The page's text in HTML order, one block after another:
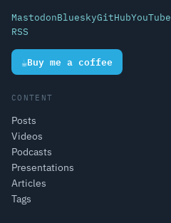
MastodonBlueskyGitHubYouTube
RSS
☕Buy me a coffee
CONTENT
Posts
Videos
Podcasts
Presentations
Articles
Tags